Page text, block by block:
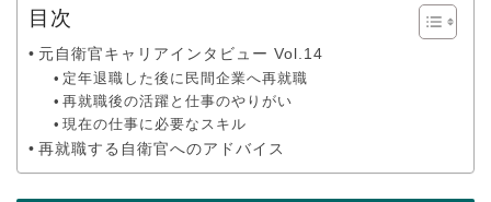
目次
元自衛官キャリアインタビュー Vol.14
定年退職した後に民間企業へ再就職
再就職後の活躍と仕事のやりがい
現在の仕事に必要なスキル
再就職する自衛官へのアドバイス